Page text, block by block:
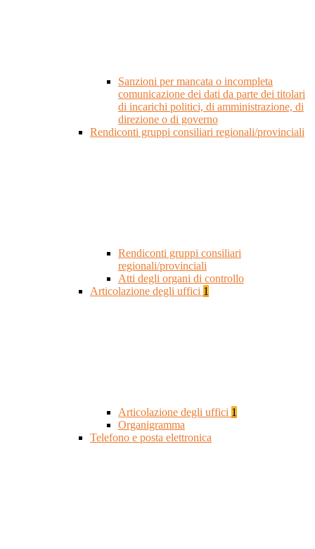
Sanzioni per mancata o incompleta
comunicazione dei dati da parte dei titolari
di incarichi politici, di amministrazione, di
direzione o di governo
Rendiconti gruppi consiliari regionali/provinciali
Rendiconti gruppi consiliari
regionali/provinciali
Atti degli organi di controllo
Articolazione degli uffici 1
Articolazione degli uffici 1
Organigramma
Telefono e posta elettronica